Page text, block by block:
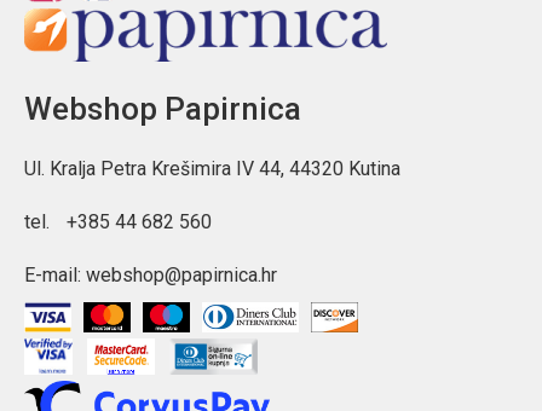
Webshop Papirnica
Ul. Kralja Petra Krešimira IV 44, 44320 Kutina
tel. +385 44 682 560
E-mail: webshop@papirnica.hr